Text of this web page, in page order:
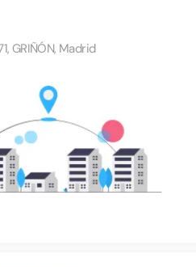
GRIÑÓN, Madrid